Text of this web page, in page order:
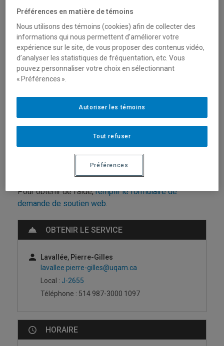
Exclusions
Ce service n'offre pas le développement
d’applications institutionnelles qui est effectué par
lesServices informatiques.
Ce service n'offre pas le développement
Pour obtenir de l'aide,remplir le formulaire de
demande de soutien web.
OBTENIR LE SERVICE
Lavallée, Pierre-Gilles
lavallee.pierre-gilles@uqam.ca
Local : J-2655
Téléphone : 514 987-3000 1097
HORAIRE
Préférences en matière de témoins
Nous utilisons des témoins (cookies) afin de collecter des
informations qui nous permettent d’améliorer votre
expérience sur le site, de vous proposer des contenus vidéo,
d’analyser les statistiques de fréquentation, etc. Vous
pouvez personnaliser votre choix en sélectionnant
« Préférences ».
Tout refuser
Autoriser les témoins
Préférences